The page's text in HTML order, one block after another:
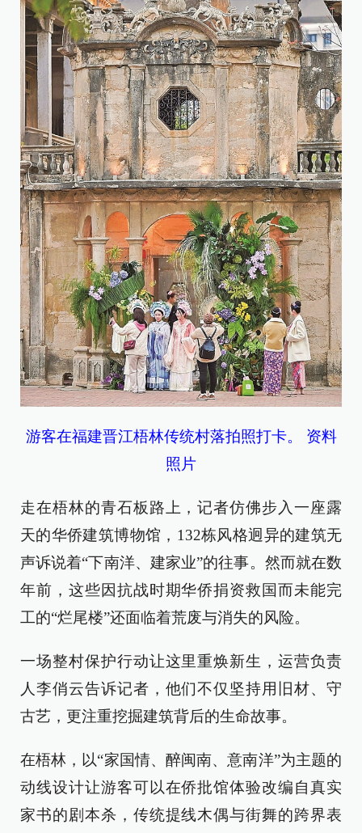
游客在福建晋江梧林传统村落拍照打卡。 资料
照片
走在梧林的青石板路上，记者仿佛步入一座露
天的华侨建筑博物馆，132栋风格迥异的建筑无
声诉说着“下南洋、建家业”的往事。然而就在数
年前，这些因抗战时期华侨捐资救国而未能完
工的“烂尾楼”还面临着荒废与消失的风险。
一场整村保护行动让这里重焕新生，运营负责
人李俏云告诉记者，他们不仅坚持用旧材、守
古艺，更注重挖掘建筑背后的生命故事。
在梧林，以“家国情、醉闽南、意南洋”为主题的
动线设计让游客可以在侨批馆体验改编自真实
家书的剧本杀，传统提线木偶与街舞的跨界表